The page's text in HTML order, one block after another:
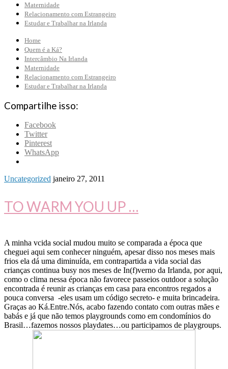
Maternidade
Relacionamento com Estrangeiro
Estudar e Trabalhar na Irlanda
Home
Quem é a Ká?
Intercâmbio Na Irlanda
Maternidade
Relacionamento com Estrangeiro
Estudar e Trabalhar na Irlanda
Compartilhe isso:
Facebook
Twitter
Pinterest
WhatsApp
Uncategorized janeiro 27, 2011
TO WARM YOU UP …
A minha vcida social mudou muito se comparada a época que
cheguei aqui sem conhecer ninguém, apesar disso nos meses mais
frios ela dá uma diminuída, em contrapartida a vida social das
crianças continua busy nos meses de In(f)verno da Irlanda, por aqui,
como o clima nessa época não favorece passeios outdoor a solução
encontrada é reunir as crianças em casa para encontros regados a
pouca conversa -eles usam um código secreto- e muita brincadeira.
Graças ao Ká.Entre.Nós, acabo fazendo contato com outras mães e
babás e já que não temos playgrounds como em condomínios do
Brasil…fazemos nossos playdates…ou participamos de playgroups.